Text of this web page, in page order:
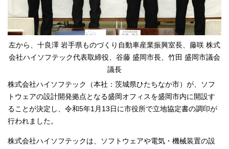
左から、十良澤 岩手県ものづくり自動車産業振興室長、藤咲 株式
会社ハイソフテック代表取締役、谷藤 盛岡市長、竹田 盛岡市議会
議長
株式会社ハイソフテック（本社：茨城県ひたちなか市）が、ソフ
トウェアの設計開発拠点となる盛岡オフィスを盛岡市内に開設す
ることが決定し、令和5年1月13日に市役所で立地協定書の調印が
行われました。
株式会社ハイソフテックは、ソフトウェアや電気・機械装置の設